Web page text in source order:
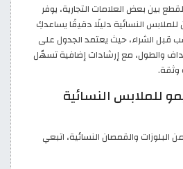
بين بعض العلامات التجارية، يوفر
النسائية دليلًا دقيقًا يساعدكِ
قبل الشراء، حيث يعتمد الجدول على
والطول، مع إرشادات إضافية تسهّل
وثقة.
للملابس النسائية
والقمصان النسائية، اتبعي